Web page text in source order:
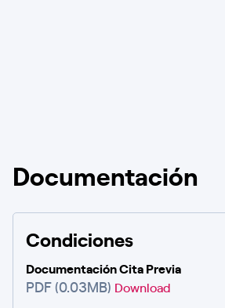
Documentación
Condiciones
Documentación Cita Previa
PDF (0.03MB) Download